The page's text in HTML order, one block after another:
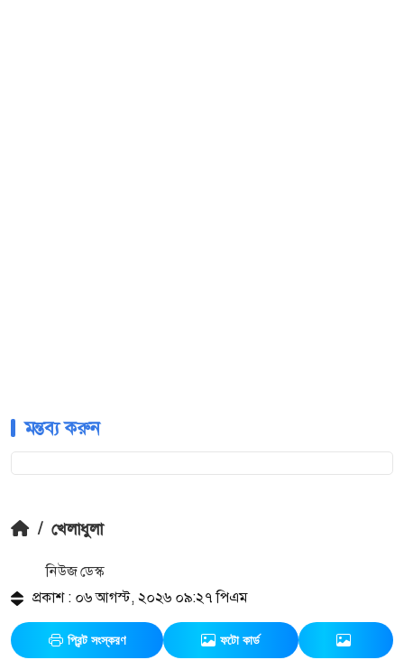
মন্তব্য করুন
/ খেলাধুলা
নিউজ ডেস্ক
প্রকাশ : ০৬ আগস্ট, ২০২৬ ০৯:২৭ পিএম
প্রিন্ট সংস্করণ ফটো কার্ড